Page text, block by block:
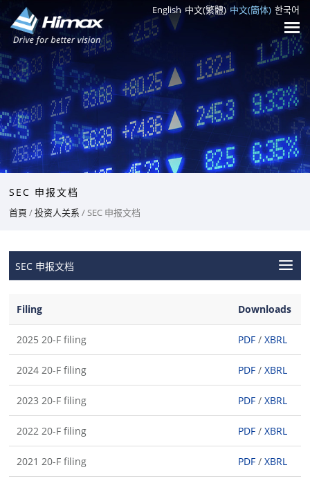
English 中文(繁體) 中文(簡体) 한국어
SEC 申报文档
首頁 /投资人关系 / SEC 申报文档
SEC 申报文档
Filing Downloads
2025 20-F filing PDF /XBRL
2024 20-F filing PDF /XBRL
2023 20-F filing PDF /XBRL
2022 20-F filing PDF /XBRL
2021 20-F filing PDF /XBRL